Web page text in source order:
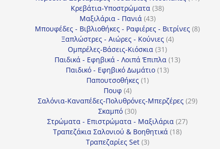
Κρεβάτια-Υποστρώματα 3838
Μαξιλάρια - Πανιά 4343
προϊόντα
Μπουφέδες - Βιβλιοθήκες - Ραφιέρες - Βιτρίνες 88
Ξαπλώστρες - Αιώρες - Κούνιες 44
Ομπρέλες-Βάσεις-Κιόσκια 3131
προϊόντα
Παιδικά - Εφηβικά - Λοιπά Έπιπλα 1313
Παιδικό - Εφηβικό Δωμάτιο 1313
Παπουτσοθήκες 11
Πουφ 44
προϊόντα
Σαλόνια-Καναπέδες-Πολυθρόνες-Μπερζέρες 2929
Σκαμπό 3030
προϊόντα
Στρώματα - Επιστρώματα - Μαξιλάρια 2727
Τραπεζάκια Σαλονιού & Βοηθητικά 1818
Τραπεζαρίες Set 33